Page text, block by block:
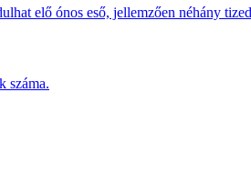
elő ónos eső, jellemzően néhány
száma.